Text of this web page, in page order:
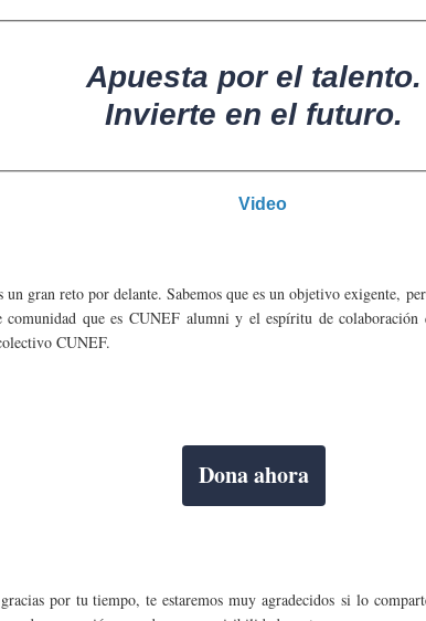
Apuesta por el talento.
Invierte en el futuro.
un gran reto por delante. Sabemos que es un objetivo exigente,
comunidad que es CUNEF alumni y el espíritu de colaboración
CUNEF.
Dona ahora
por tu tiempo, te estaremos muy agradecidos si lo